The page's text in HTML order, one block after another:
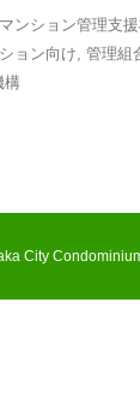
ンション管理支
ョン向け 管理組
構
City